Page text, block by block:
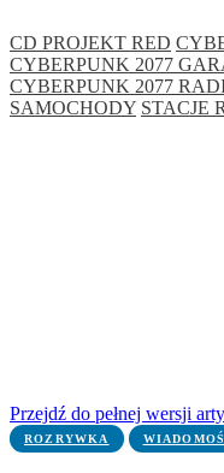
CD PROJEKT RED
CYBERPUNK 2077
CYBERPUNK 2077
SAMOCHODY STACJE
Przejdź do pełnej wersji
ROZRYWKA